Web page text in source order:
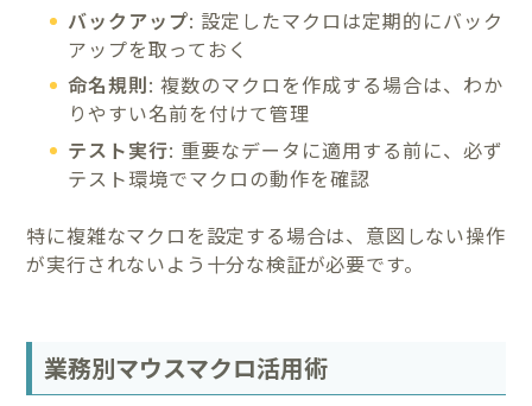
バックアップ: 設定したマクロは定期的にバック
アップを取っておく
命名規則: 複数のマクロを作成する場合は、わか
りやすい名前を付けて管理
テスト実行: 重要なデータに適用する前に、必ず
テスト環境でマクロの動作を確認
特に複雑なマクロを設定する場合は、意図しない操作
が実行されないよう十分な検証が必要です。
業務別マウスマクロ活用術